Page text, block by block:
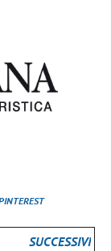
SUCCESSIVI